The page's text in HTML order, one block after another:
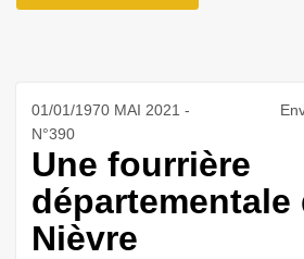
01/01/1970 MAI 2021 -
N°390
Une fourrière
départementale
Nièvre